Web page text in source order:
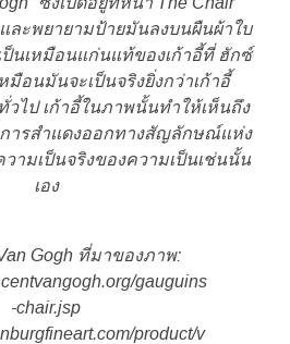
ละพยายามป้ายมันลงบนผืนผ้าใบ
ป็นเหมือนแก่นแท้ของเก้าอี้ที่ ฮักซ์
มือนมันจะเป็นจริงยิ่งกว่าเก้าอี้
วไป เก้าอี้ในภาพนั้นทำให้เห็นถึง
ารสำแดงออกทางสัญลักษณ์แห่ง
ามเป็นจริงของความเป็นเช่นนั้น
เอง
Gogh ที่มาของภาพ:
gauguins
-chair.jsp
product/v